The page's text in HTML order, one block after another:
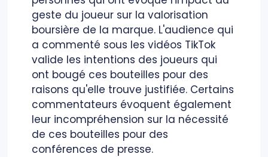
geste du joueur sur la valorisation
boursière de la marque. L'audience qui
a commenté sous les vidéos TikTok
valide les intentions des joueurs qui
ont bougé ces bouteilles pour des
raisons qu'elle trouve justifiée. Certains
commentateurs évoquent également
leur incompréhension sur la nécessité
de ces bouteilles pour des
conférences de presse.